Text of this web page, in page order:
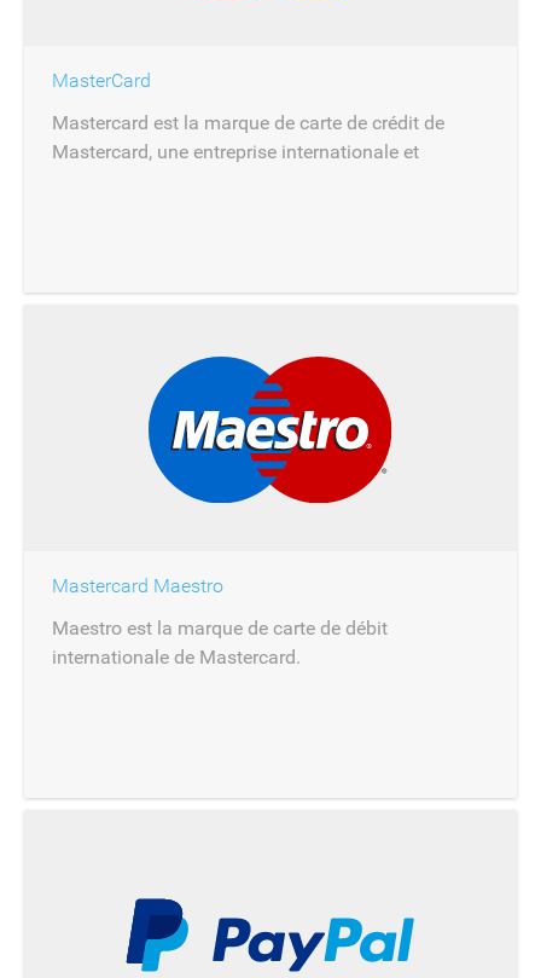
MasterCard
Mastercard est la marque de carte de crédit de
Mastercard, une entreprise internationale et
Mastercard Maestro
Maestro est la marque de carte de débit
internationale de Mastercard.